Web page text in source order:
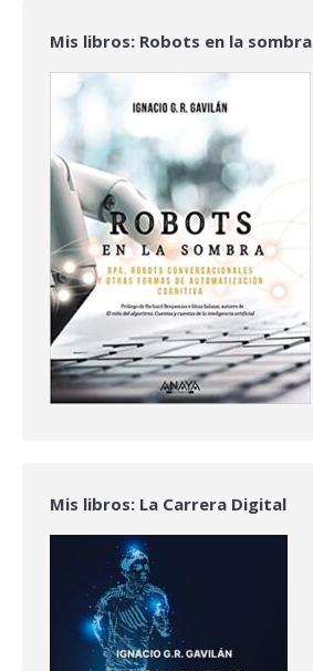
Mis libros: Robots en la sombra
Mis libros: La Carrera Digital